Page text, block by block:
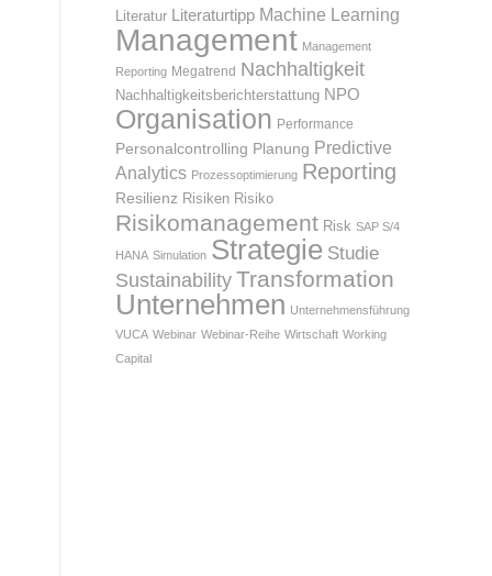
Literatur Literaturtipp Machine Learning
Management Management
Reporting Megatrend Nachhaltigkeit
Nachhaltigkeitsberichterstattung NPO
Organisation Performance
Personalcontrolling Planung Predictive
Analytics Prozessoptimierung Reporting
Resilienz Risiken Risiko
Risikomanagement Risk SAP S/4
HANA Simulation Strategie Studie
Sustainability Transformation
Unternehmen Unternehmensführung
VUCA Webinar Webinar-Reihe Wirtschaft Working
Capital